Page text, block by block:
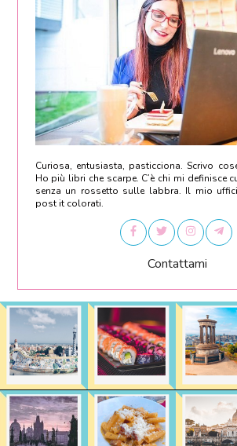
Curiosa, entusiasta, pasticciona. Scrivo
Ho più libri che scarpe. C’è chi mi definisce
senza un rossetto sulle labbra. Il mio
post it colorati.
Contattami